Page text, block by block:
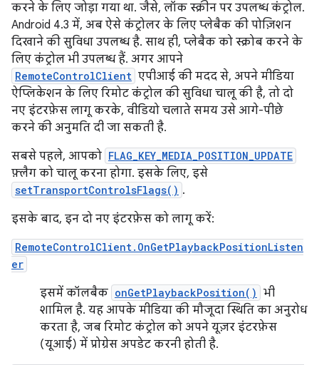
करने के लिए जोड़ा गया था. जैसे, लॉक स्क्रीन पर उपलब्ध कंट्रोल.
Android 4.3 में, अब ऐसे कंट्रोलर के लिए प्लेबैक की पोज़िशन
दिखाने की सुविधा उपलब्ध है. साथ ही, प्लेबैक को स्क्रोब करने के
लिए कंट्रोल भी उपलब्ध हैं. अगर आपने
RemoteControlClient एपीआई की मदद से, अपने मीडिया
ऐप्लिकेशन के लिए रिमोट कंट्रोल की सुविधा चालू की है, तो दो
नए इंटरफ़ेस लागू करके, वीडियो चलाते समय उसे आगे-पीछे
करने की अनुमति दी जा सकती है.
सबसे पहले, आपको FLAG_KEY_MEDIA_POSITION_UPDATE
फ़्लैग को चालू करना होगा. इसके लिए, इसे
setTransportControlsFlags() .
इसके बाद, इन दो नए इंटरफ़ेस को लागू करें:
RemoteControlClient.OnGetPlaybackPositionListen
er
इसमें कॉलबैक onGetPlaybackPosition() भी
शामिल है. यह आपके मीडिया की मौजूदा स्थिति का अनुरोध
करता है, जब रिमोट कंट्रोल को अपने यूज़र इंटरफ़ेस
(यूआई) में प्रोग्रेस अपडेट करनी होती है.